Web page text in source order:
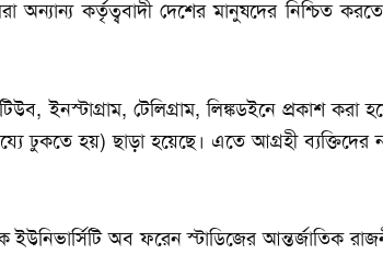
কর্তৃত্ববাদী দেশের মানুষদের নিশ্চিত
ইনস্টাগ্রাম, টেলিগ্রাম, লিঙ্কডইনে প্রকাশ করা
ঢুকতে হয়) ছাড়া হয়েছে। এতে আগ্রহী ব্যক্তিদের
অব ফরেন স্টাডিজের আন্তর্জাতিক